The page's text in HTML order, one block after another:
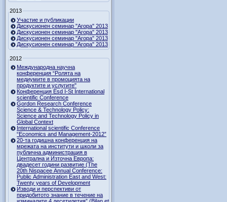
2013
Участие и публикации
Дискусионен семинар "Агора" 2013
Дискусионен семинар "Агора" 2013
Дискусионен семинар "Агора" 2013
Дискусионен семинар "Агора" 2013
2012
Международна научна
конференция “Ролята на
медиумите в промоцията на
продуктите и услугите"
Конференция Esd I-St International
scientific Conference
Gordon Research Сonference
Science & Technology Policy:
Science and Technology Policy in
Global Context
International scientific Conference
“Economics and Management-2012”
20-та годишна конференция на
мрежата на институти и школи за
публична администрация в
Централна и Източна Европа:
двадесет години развитие (The
20th Nispacee Annual Conference:
Public Administration East and West:
Twenty years of Development
Изводи и перспективи от
придобитото знание в течение на